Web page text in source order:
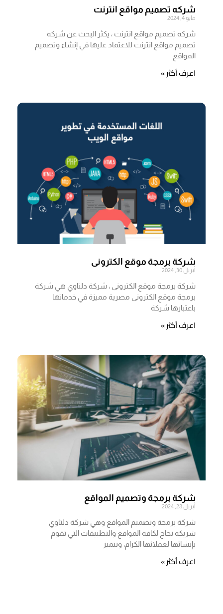
شركه تصميم مواقع انترنت
مايو 4, 2024
شركه تصميم مواقع انترنت ، يكثر البحث عن شركه
تصميم مواقع انترنت للاعتماد عليها في إنشاء وتصميم
المواقع
اعرف أكثر »
شركة برمجة موقع الكترونى
أبريل 30, 2024
شركة برمجة موقع الكترونى ، شركة دلتاوي هي شركة
برمجة موقع الكترونى مصرية مميزة في خدماتها
باعتبارها شركة
اعرف أكثر »
شركة برمجة وتصميم المواقع
أبريل 28, 2024
شركة برمجة وتصميم المواقع وهي شركة دلتاوي
شريكة نجاح لكافة المواقع والتطبيقات التي تقوم
بإنشائها لعملائها الكرام، وتتميز
اعرف أكثر »